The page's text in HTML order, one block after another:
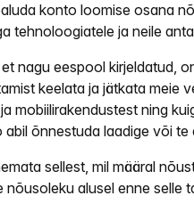
konto loomise osana
tehnoloogiatele ja neile
nagu eespool kirjeldatud,
keelata ja jätkata meie
mobiilirakendustest ning
abil õnnestuda laadige või
sellest, mil määral
nõusoleku alusel enne selle